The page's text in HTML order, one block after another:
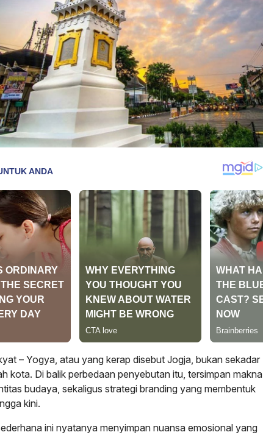
– Yogya, atau yang kerap disebut Jogja, bukan sekadar
kota. Di balik perbedaan penyebutan itu, tersimpan makna
budaya, sekaligus strategi branding yang membentuk
kini.
ini nyatanya menyimpan nuansa emosional yang